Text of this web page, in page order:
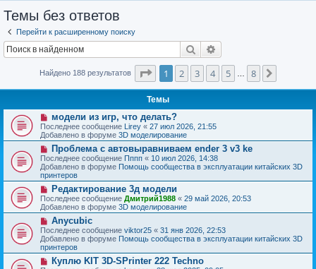
Темы без ответов
Перейти к расширенному поиску
Поиск
Найдено 188 результатов Страница1 из
1 2 3 4 5 8
Темы
Н
о
в
о
с
о
о
б
щ
е
н
и
е
модели из игр, что делать?
Последнее сообщение Lirey « 27 июл 2026, 21:55
Добавлено в форуме 3D моделирование
Н
о
в
о
е
о
о
б
щ
е
н
и
е
Проблема с автовыравниваем ender 3 v3 ke
Последнее сообщение Пппп « 10 июл 2026, 14:38
Добавлено в форуме Помощь сообщества в эксплуатации китайских 3D
принтеров
Н
о
в
о
е
с
о
о
б
щ
Редактирование 3д модели
Последнее сообщение Дмитрий1988 « 29 май 2026, 20:53
Добавлено в форуме 3D моделирование
Н
о
в
о
е
Anycubic
Последнее сообщение viktor25 « 31 янв 2026, 22:53
Добавлено в форуме Помощь сообщества в эксплуатации китайских 3D
принтеров
Н
о
Куплю KIT 3D-SPrinter 222 Techno